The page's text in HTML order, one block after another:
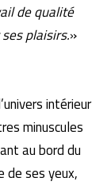
de qualité
plaisirs.»
intérieur
minuscules
au bord du
de ses yeux,